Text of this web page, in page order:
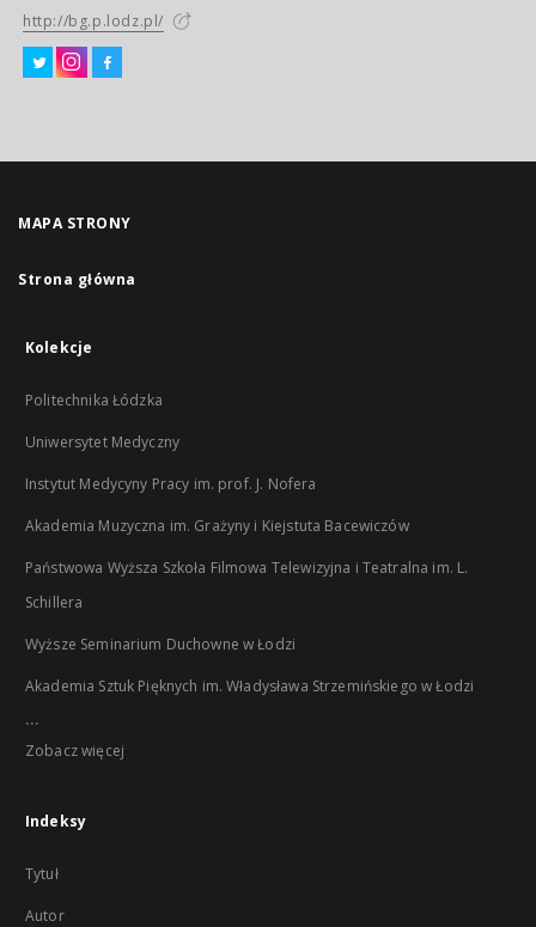
http://bg.p.lodz.pl/
MAPA STRONY
Strona główna
Kolekcje
Politechnika Łódzka
Uniwersytet Medyczny
Instytut Medycyny Pracy im. prof. J. Nofera
Akademia Muzyczna im. Grażyny i Kiejstuta Bacewiczów
Państwowa Wyższa Szkoła Filmowa Telewizyjna i Teatralna im. L.
Schillera
Wyższe Seminarium Duchowne w Łodzi
Akademia Sztuk Pięknych im. Władysława Strzemińskiego w Łodzi
...
Zobacz więcej
Indeksy
Tytuł
Autor